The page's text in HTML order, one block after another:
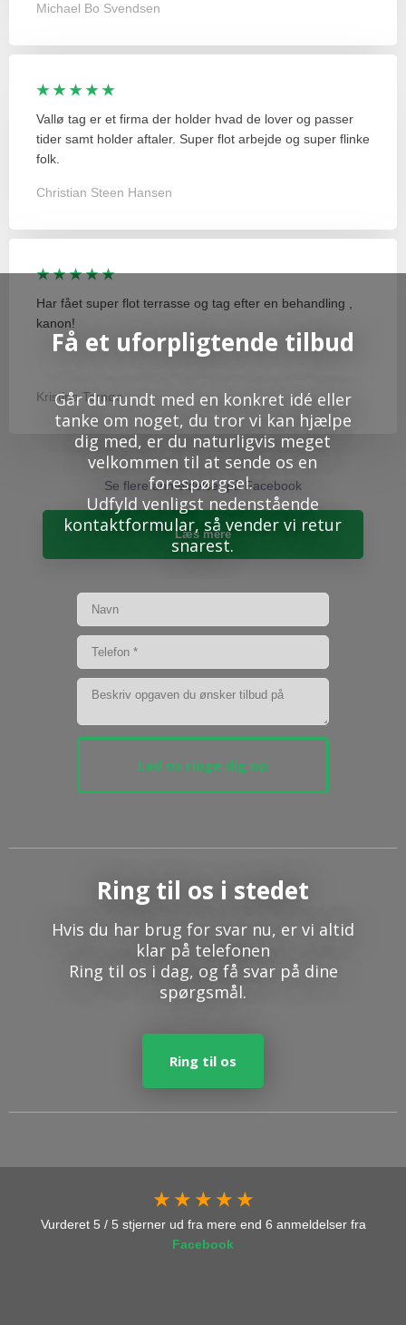
Michael Bo Svendsen
★ ★ ★ ★ ★
Vallø tag er et firma der holder hvad de lover og passer
tider samt holder aftaler. Super flot arbejde og super flinke
folk.
Christian Steen Hansen
★ ★ ★ ★ ★
Har fået super flot terrasse og tag efter en behandling ,
kanon!
Kristina Tornøe
Se flere anmeldelser på Facebook​
Læs mere​
Få et uforpligtende tilbud
Går du rundt med en konkret idé eller
tanke om noget, du tror vi kan hjælpe
dig med, er du naturligvis meget
velkommen til at sende os en
forespørgsel.
Udfyld venligst nedenstående
kontaktformular, så vender vi retur
snarest.
Ring til os​ i stedet
Hvis du har brug for svar nu, er vi altid
klar på telefonen
Ring til os i dag, og få svar på dine
spørgsmål.
Ring til os
★ ★ ★ ★ ★
Vurderet 5 / 5 stjerner ud fra mere end 6 anmeldelser fra
Facebook